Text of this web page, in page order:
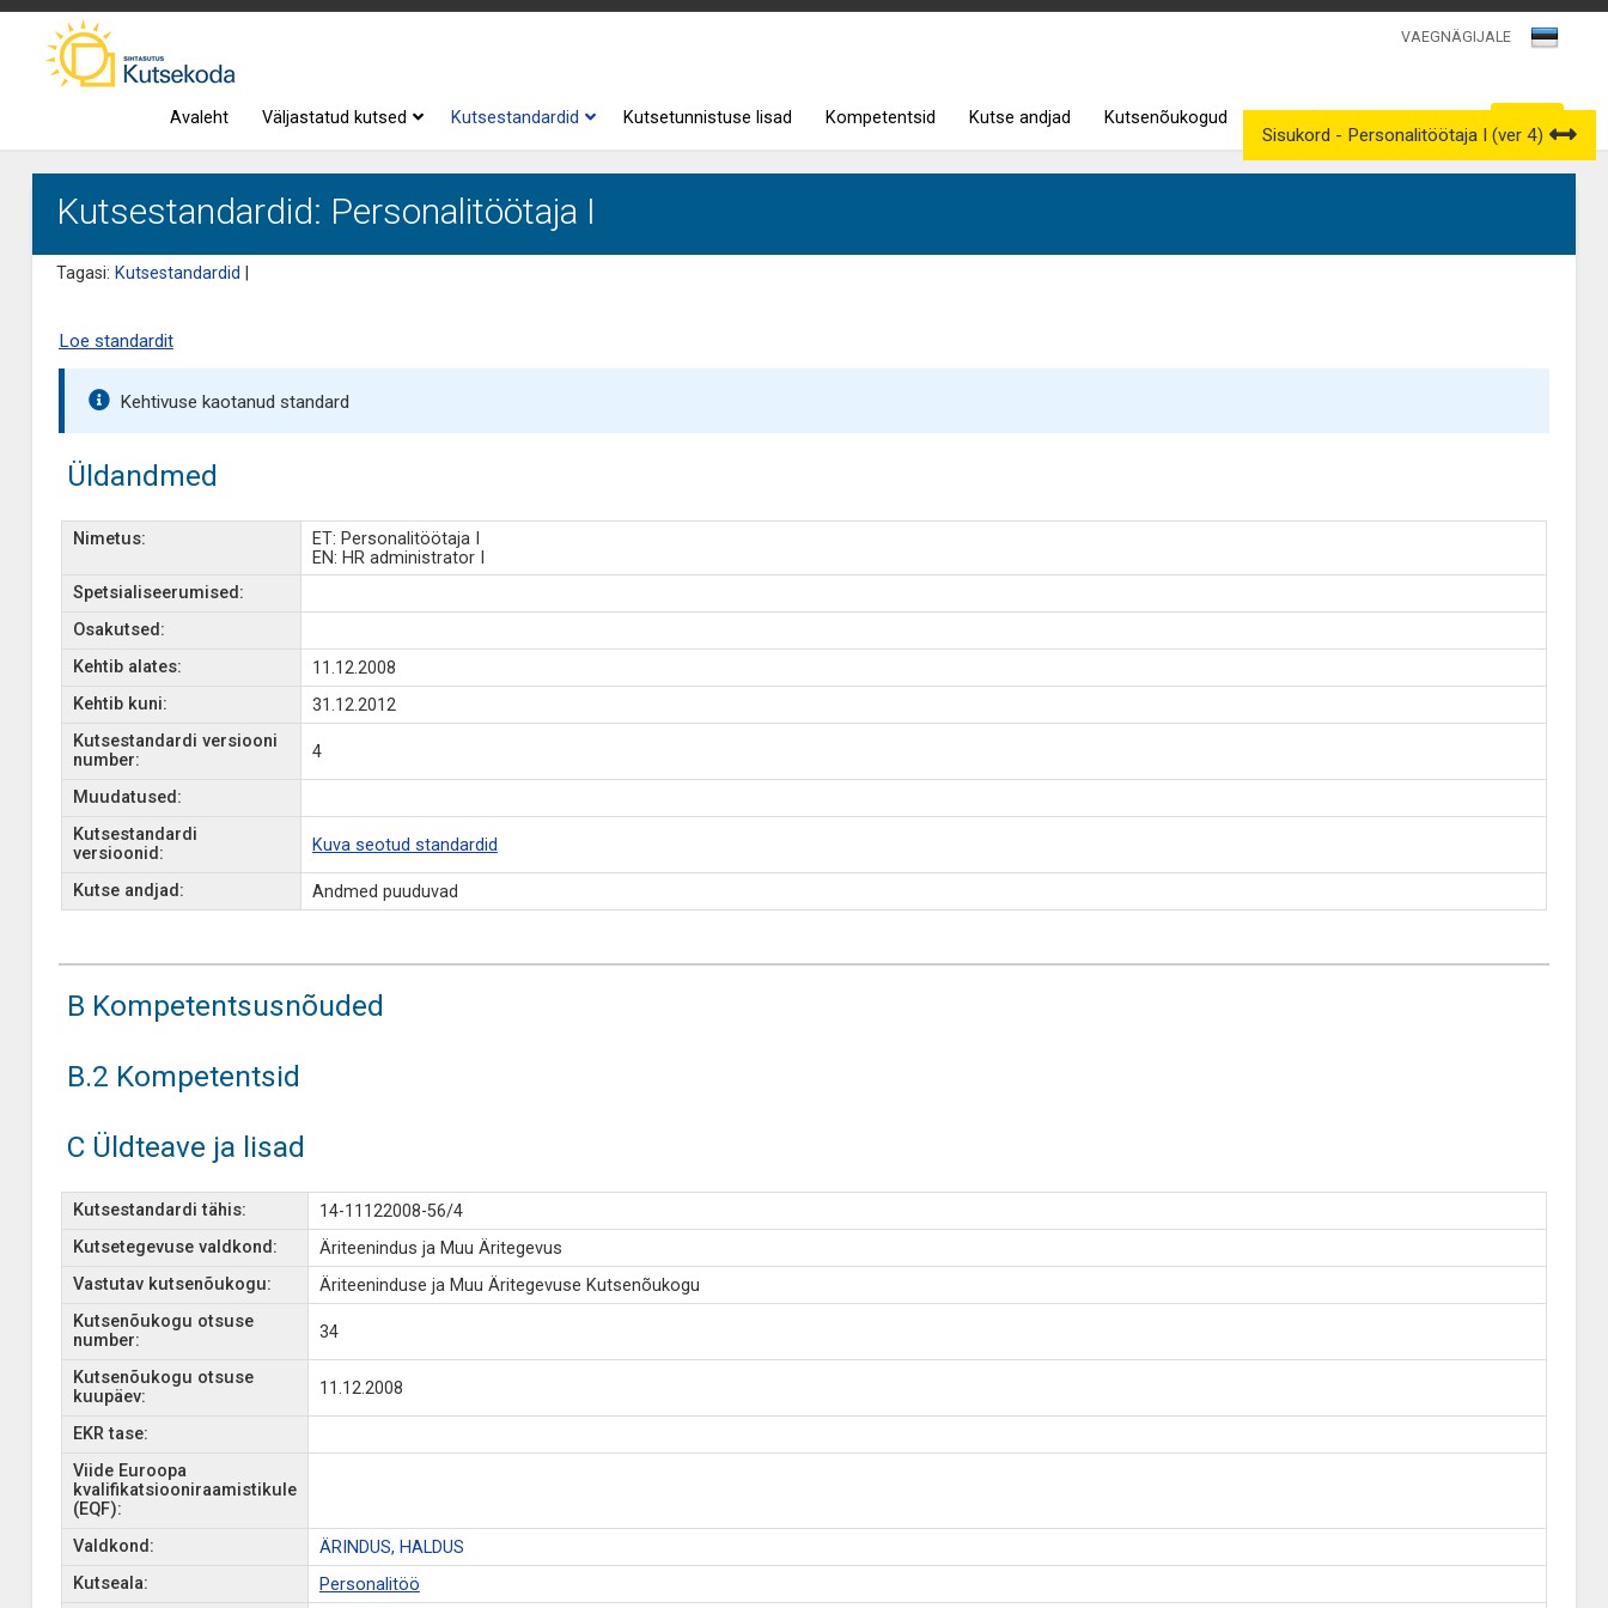
VAEGNÄGIJALE
Avaleht Väljastatud kutsed Kutsestandardid Kutsetunnistuse lisad Kompetentsid Kutse andjad Kutsenõukogud
Kutsestandardid: Personalitöötaja I
Tagasi: Kutsestandardid
Sisukord - Personalitöötaja I (ver 4)
Loe standardit
Kehtivuse kaotanud standard
Üldandmed
Nimetus:
ET: Personalitöötaja I
EN: HR administrator I
Spetsialiseerumised:
Osakutsed:
Kehtib alates:
11.12.2008
Kehtib kuni:
31.12.2012
Kutsestandardi versiooni
number:
4
Muudatused:
Kutsestandardi
versioonid:
Kuva seotud standardid
Kutse andjad: Andmed puuduvad
B Kompetentsusnõuded
B.2 Kompetentsid
C Üldteave ja lisad
Kutsestandardi tähis:
14-11122008-56/4
Kutsetegevuse valdkond:
Äriteenindus ja Muu Äritegevus
Vastutav kutsenõukogu:
Äriteeninduse ja Muu Äritegevuse Kutsenõukogu
Kutsenõukogu otsuse
number:
34
Kutsenõukogu otsuse
kuupäev:
11.12.2008
EKR tase:
Viide Euroopa
kvalifikatsiooniraamistikule
(EQF):
Valdkond:
ÄRINDUS, HALDUS
Kutseala:
Personalitöö